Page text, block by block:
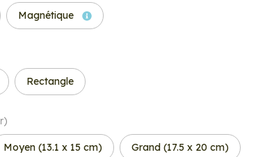
Magnétique
Rectangle
Moyen (13.1 x 15 cm) Grand (17.5 x 20 cm)